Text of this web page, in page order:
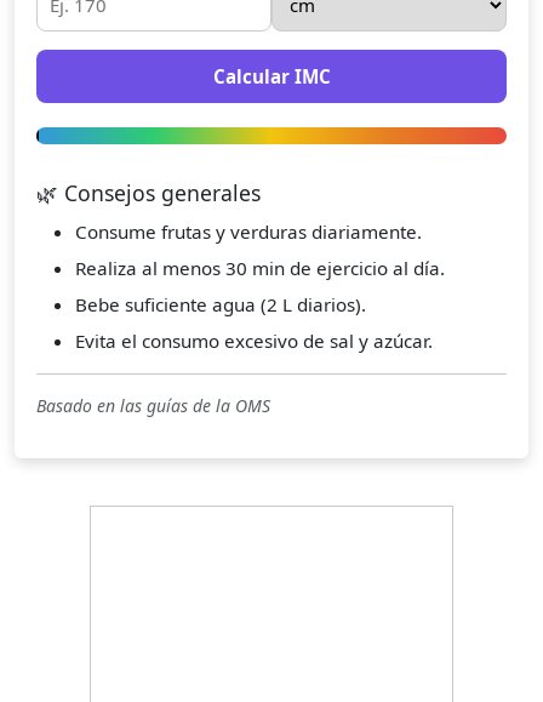
Calcular IMC
🌿 Consejos generales
Consume frutas y verduras diariamente.
Realiza al menos 30 min de ejercicio al día.
Bebe suficiente agua (2 L diarios).
Evita el consumo excesivo de sal y azúcar.
Basado en las guías de la OMS